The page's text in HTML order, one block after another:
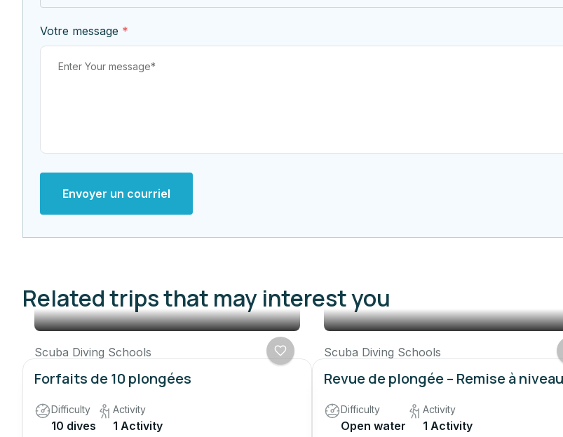
Votre message *
Envoyer un courriel
Related trips that may interest you
Scuba Diving Schools
Forfaits de 10 plongées
Difficulty
10 dives
Activity
1 Activity
Scuba Diving Schools
Revue de plongée – Remise à niveau
Difficulty
Open water
Activity
1 Activity